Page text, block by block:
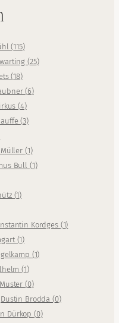
(115)
(25)
(18)
(6)
(4)
(3)
(1)
Bull (1)
(1)
Kordges (1)
(1)
(1)
(1)
(0)
Dustin Brodda (0)
Dürkop (0)